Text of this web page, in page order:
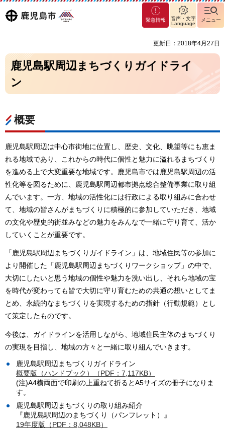
鹿児島
マグ
マシ
緊急情報
音声・文字
Language
メニュー
更新日：2018年4月27日
鹿児島駅周辺まちづくりガイドライ
ン
概要
鹿児島駅周辺は中心市街地に位置し、歴史、文化、眺望等にも恵ま
れる地域であり、これからの時代に個性と魅力に溢れるまちづくり
を進める上で大変重要な地域です。鹿児島市では鹿児島駅周辺の活
性化等を図るために、鹿児島駅周辺都市拠点総合整備事業に取り組
んでいます。一方、地域の活性化には行政による取り組みに合わせ
て、地域の皆さんがまちづくりに積極的に参加していただき、地域
の文化や歴史的街並みなどの魅力をみんなで一緒に守り育て、活か
していくことが重要です。
「鹿児島駅周辺まちづくりガイドライン」は、地域住民等の参加に
より開催した「鹿児島駅周辺まちづくりワークショップ」の中で、
大切にしたいと思う地域の個性や魅力を洗い出し、それら地域の宝
を時代が変わっても皆で大切に守り育むための共通の想いとしてま
とめ、永続的なまちづくりを実現するための指針（行動規範）とし
て策定したものです。
今後は、ガイドラインを活用しながら、地域住民主体のまちづくり
の実現を目指し、地域の方々と一緒に取り組んでいきます。
鹿児島駅周辺まちづくりガイドライン
概要版（ハンドブック）（PDF：7,117KB）
(注)A4横両面で印刷の上重ねて折るとA5サイズの冊子になりま
す。
鹿児島駅周辺まちづくりの取り組み紹介
『鹿児島駅周辺のまちづくり（パンフレット）』
19年度版（PDF：8,048KB）